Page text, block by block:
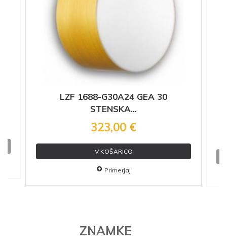
LZF 1688-G30A24 GEA 30
STENSKA...
323,00 €
V KOŠARICO
Primerjaj
ZNAMKE